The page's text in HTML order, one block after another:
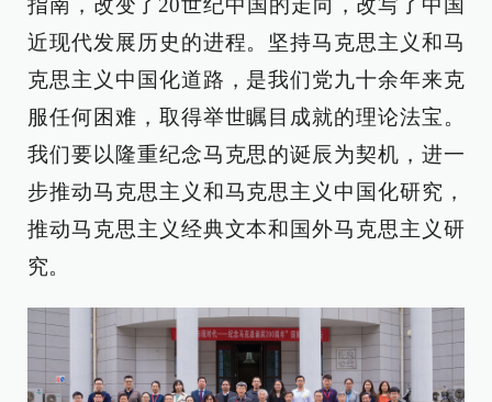
指南，改变了20世纪中国的走向，改写了中国
近现代发展历史的进程。坚持马克思主义和马
克思主义中国化道路，是我们党九十余年来克
服任何困难，取得举世瞩目成就的理论法宝。
我们要以隆重纪念马克思的诞辰为契机，进一
步推动马克思主义和马克思主义中国化研究，
推动马克思主义经典文本和国外马克思主义研
究。